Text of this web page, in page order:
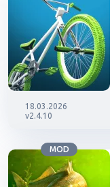
18.03.2026
v2.4.10
MOD